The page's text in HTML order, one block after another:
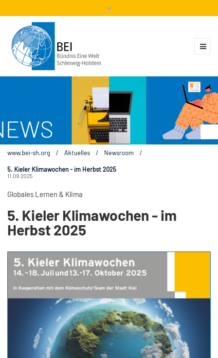
Mitglieder
www.bei-sh.org / Aktuelles / Newsroom /
5. Kieler Klimawochen - im Herbst 2025
11.09.2025
Globales Lernen & Klima
5. Kieler Klimawochen - im
Herbst 2025